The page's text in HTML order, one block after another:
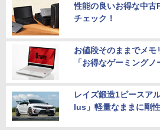
性能の良いお得な中古
チェック！
お値段そのままでメ
「お得なゲーミングノ
レイズ鍛造1ピースア
lus」軽量なままに剛